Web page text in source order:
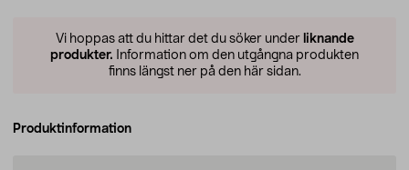
Vi hoppas att du hittar det du söker under liknande
produkter. Information om den utgångna produkten
finns längst ner på den här sidan.
Produktinformation